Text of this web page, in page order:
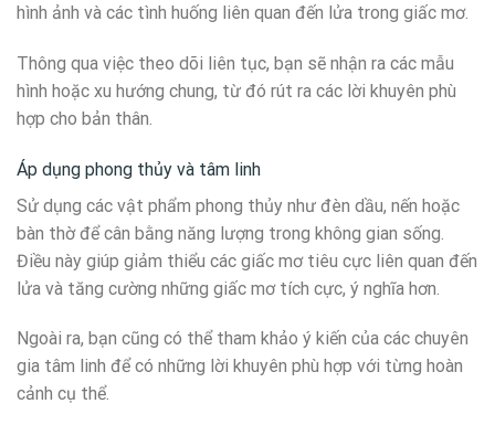
hình ảnh và các tình huống liên quan đến lửa trong giấc mơ.
Thông qua việc theo dõi liên tục, bạn sẽ nhận ra các mẫu
hình hoặc xu hướng chung, từ đó rút ra các lời khuyên phù
hợp cho bản thân.
Áp dụng phong thủy và tâm linh
Sử dụng các vật phẩm phong thủy như đèn dầu, nến hoặc
bàn thờ để cân bằng năng lượng trong không gian sống.
Điều này giúp giảm thiểu các giấc mơ tiêu cực liên quan đến
lửa và tăng cường những giấc mơ tích cực, ý nghĩa hơn.
Ngoài ra, bạn cũng có thể tham khảo ý kiến của các chuyên
gia tâm linh để có những lời khuyên phù hợp với từng hoàn
cảnh cụ thể.